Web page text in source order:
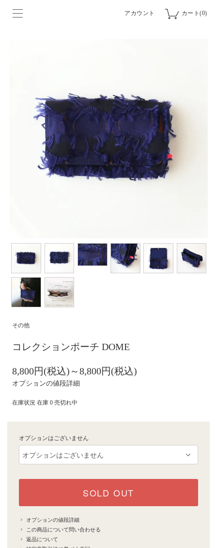
アカウント カート(0)
その他
コレクションポーチ DOME
8,800円(税込)～8,800円(税込)
オプションの値段詳細
在庫状況 在庫 0 売切れ中
オプションはございません
SOLD OUT
オプションの値段詳細
この商品について問い合わせる
返品について